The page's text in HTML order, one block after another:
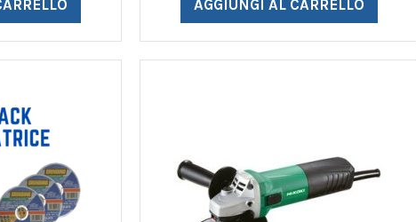
AGGIUNGI AL CARRELLO